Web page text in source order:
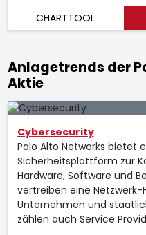
CHARTTOOL
Anlagetrends der
Aktie
Cybersecurity
Palo Alto Networks bietet
Sicherheitsplattform zur
Hardware, Software und
vertreiben eine Netzwerk-
Unternehmen und
zählen auch Service